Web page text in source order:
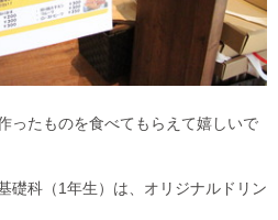
ったものを食べてもらえて嬉しいで
礎科（1年生）は、オリジナルドリン